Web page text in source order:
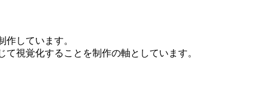
しています。
視覚化することを制作の軸としています。